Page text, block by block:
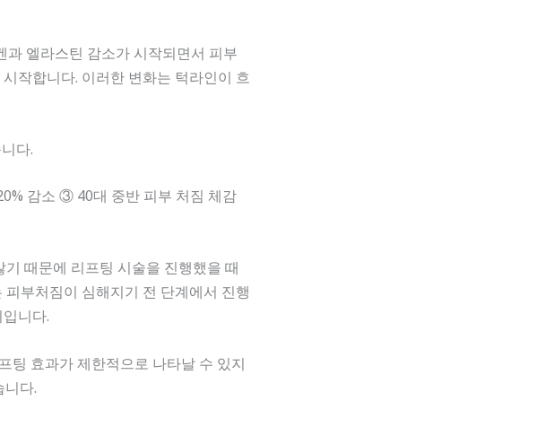
엘라스틴 감소가 시작되면서 피부
작합니다. 이러한 변화는 턱라인이 흐
다.
감소 ③ 40대 중반 피부 처짐 체감
때문에 리프팅 시술을 진행했을 때
부처짐이 심해지기 전 단계에서 진행
니다.
팅 효과가 제한적으로 나타날 수 있지
다.